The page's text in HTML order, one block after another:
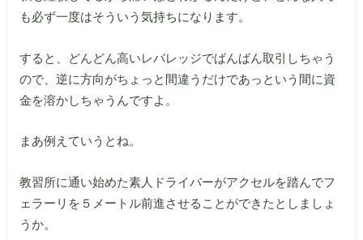
も必ず一度はそういう気持ちになります。
すると、どんどん高いレバレッジでばんばん取引しちゃう
ので、逆に方向がちょっと間違うだけであっという間に資
金を溶かしちゃうんですよ。
まあ例えていうとね。
教習所に通い始めた素人ドライバーがアクセルを踏んでフ
ェラーリを５メートル前進させることができたとしましょ
うか。